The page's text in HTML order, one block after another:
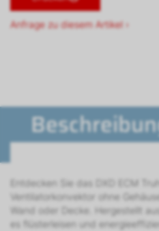
Anfrage zu diesem Artikel ›
Entdecken Sie das DXD ECM
Ventilatorkonvektor ohne
Wand oder Decke. Hergestellt
es flüsterleisen und